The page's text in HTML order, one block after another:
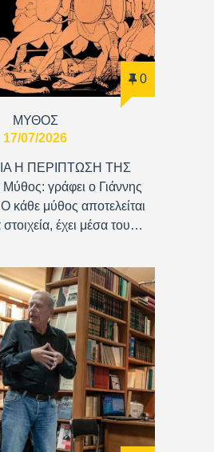
0
ΜΥΘΟΣ
17/07/2026
Η ΠΕΡΙΠΤΩΣΗ ΤΗΣ
γράφει ο Γιάννης
κάθε μύθος αποτελείται
έχει μέσα του…